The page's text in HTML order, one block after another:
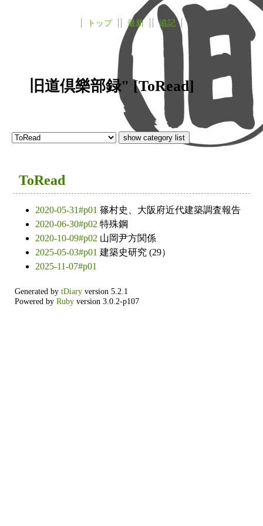
トップ 最新 追記
旧道倶樂部録" [ToRead]
ToRead
2020-05-31#p01 篠村史、大阪府近代建築調査報告
2020-06-30#p02 特殊鋼
2020-10-09#p02 山岡尹方関係
2025-05-03#p01 建築史研究 (29）
2025-11-07#p01
Generated by tDiary version 5.2.1
Powered by Ruby version 3.0.2-p107